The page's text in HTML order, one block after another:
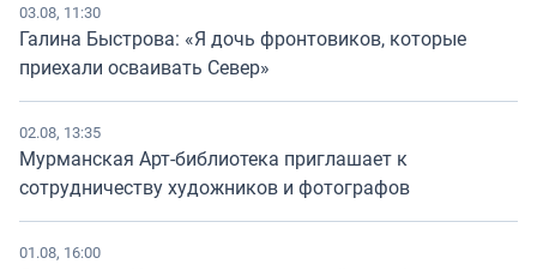
03.08, 11:30
Галина Быстрова: «Я дочь фронтовиков, которые
приехали осваивать Север»
02.08, 13:35
Мурманская Арт-библиотека приглашает к
сотрудничеству художников и фотографов
01.08, 16:00